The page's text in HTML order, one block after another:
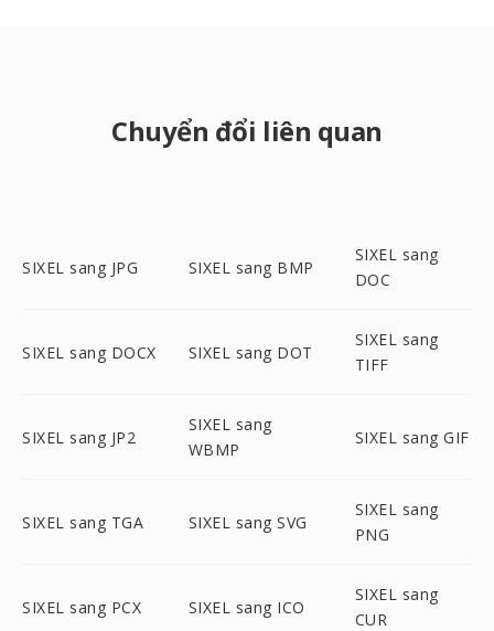
Chuyển đổi liên quan
SIXEL sang JPG SIXEL sang BMP
SIXEL sang
DOC
SIXEL sang DOCX SIXEL sang DOT
SIXEL sang
TIFF
SIXEL sang JP2
SIXEL sang
WBMP
SIXEL sang GIF
SIXEL sang TGA SIXEL sang SVG
SIXEL sang
PNG
SIXEL sang PCX SIXEL sang ICO
SIXEL sang
CUR